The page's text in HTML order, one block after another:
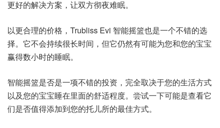
更好的解决方案，让双方彻夜难眠。
以更合理的价格，Trubliss Evi 智能摇篮也是一个不错的选
择。它不会持续很长时间，但它仍然有可能为您和您的宝宝
赢得数小时的睡眠。
智能摇篮是否是一项不错的投资，完全取决于您的生活方式
以及您的宝宝睡在里面的舒适程度。尝试一下可能是查看它
们是否值得添加到您的托儿所的最佳方式。